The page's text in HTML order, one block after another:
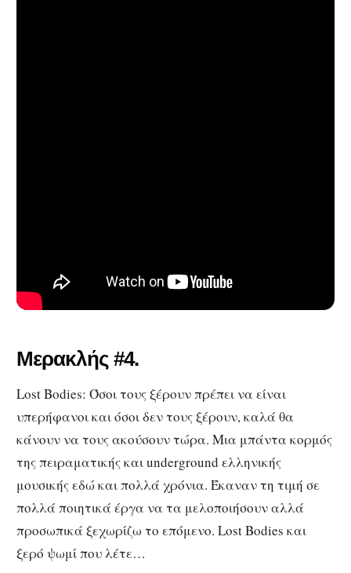
Μερακλής #4.
Lost Bodies: Όσοι τους ξέρουν πρέπει να είναι
υπερήφανοι και όσοι δεν τους ξέρουν, καλά θα
κάνουν να τους ακούσουν τώρα. Μια μπάντα κορμός
της πειραματικής και underground ελληνικής
μουσικής εδώ και πολλά χρόνια. Έκαναν τη τιμή σε
πολλά ποιητικά έργα να τα μελοποιήσουν αλλά
προσωπικά ξεχωρίζω το επόμενο. Lost Bodies και
ξερό ψωμί που λέτε…